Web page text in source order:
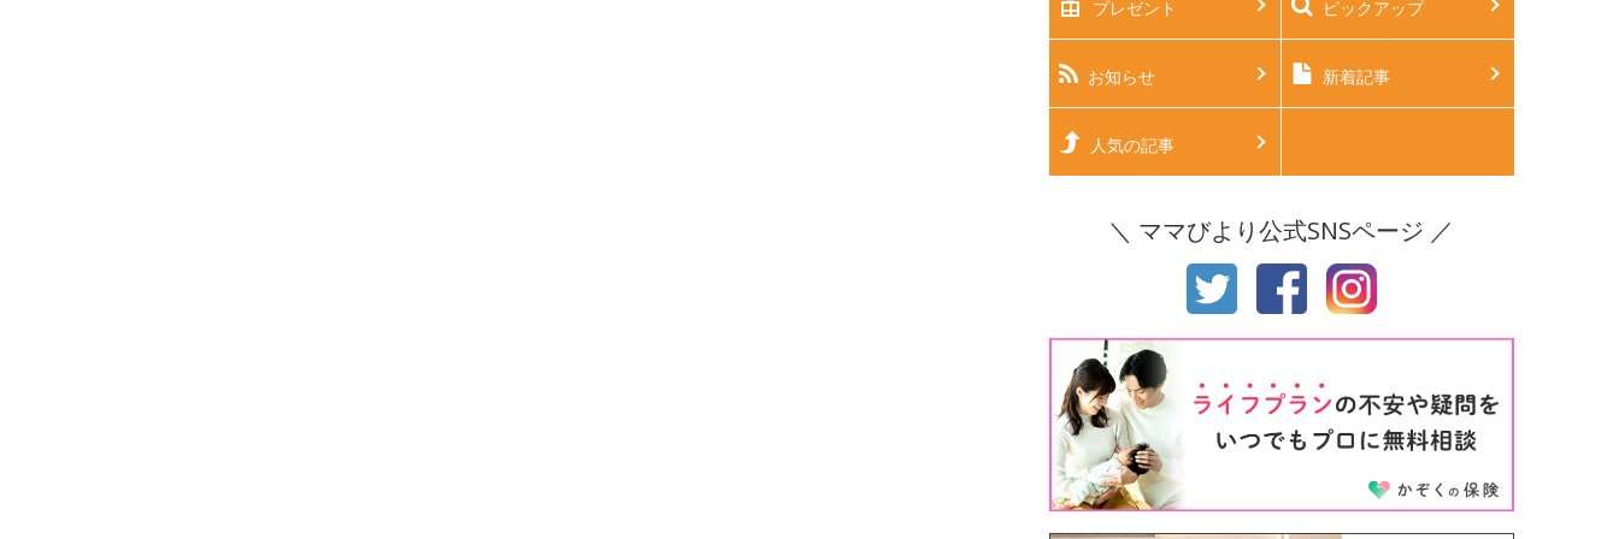
生後2ヶ月 生後3ヶ月
生後4ヶ月 生後5ヶ月
生後6ヶ月
生後11ヶ月
3才 4才
5才 6才
プレゼント ピックアップ
お知らせ 新着記事
人気の記事
＼ ママびより公式SNSページ ／